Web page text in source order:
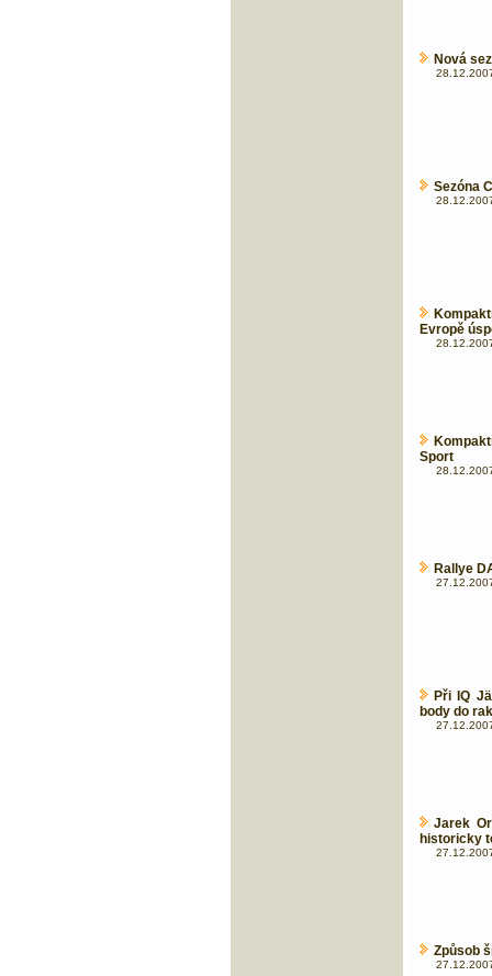
Nová
Sezóna
Evropě
Sport
Rallye
Při IQ
body do
Jarek
historicky
Způsob